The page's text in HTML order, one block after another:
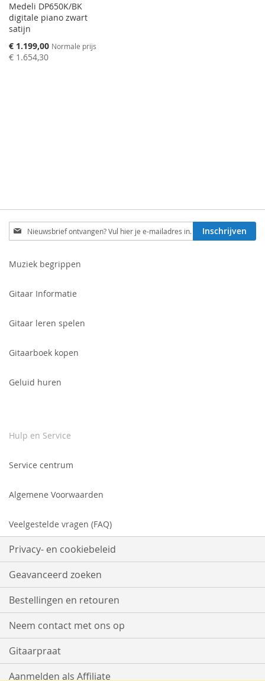
Medeli DP650K/BK
digitale piano zwart
satijn
Speciale
prijs
€ 1.199,00 Normale prijs
€ 1.654,30
Schrijf
je
voor
Inschrijven
Muziek begrippen
Gitaar Informatie
Gitaar leren spelen
Gitaarboek kopen
Geluid huren
Hulp en Service
Service centrum
Algemene Voorwaarden
Veelgestelde vragen (FAQ)
Privacy- en cookiebeleid
Geavanceerd zoeken
Bestellingen en retouren
Neem contact met ons op
Gitaarpraat
Aanmelden als Affiliate